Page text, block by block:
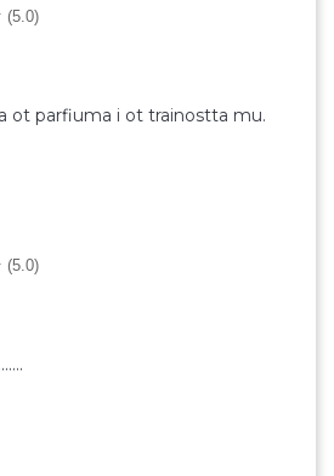
(5.0)
ot parfiuma i ot trainostta mu.
(5.0)